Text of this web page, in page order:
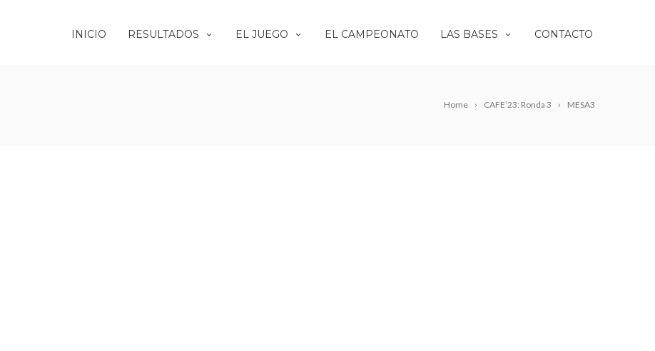
INICIO RESULTADOS EL JUEGO EL CAMPEONATO LAS BASES CONTACTO
Home CAFE’23: Ronda 3 MESA3